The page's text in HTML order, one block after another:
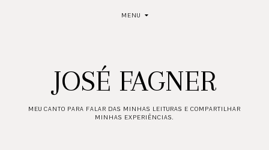
MENU
JOSÉ FAGNER
MEU CANTO PARA FALAR DAS MINHAS LEITURAS E COMPARTILHAR
MINHAS EXPERIÊNCIAS.